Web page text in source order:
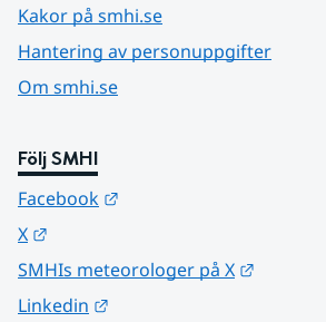
Kakor på smhi.se
Hantering av personuppgifter
Om smhi.se
Följ SMHI
Facebook
X
SMHIs meteorologer på X
Linkedin